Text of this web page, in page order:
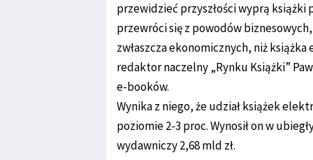
przewidzieć przyszłości wyprą
przewróci się z powodów
zwłaszcza ekonomicznych, niż
redaktor naczelny „Rynku Książki”
e-booków.
Wynika z niego, że udział książek
poziomie 2-3 proc. Wynosił on w
wydawniczy 2,68 mld zł.